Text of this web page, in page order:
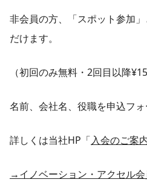
非会員の方、「スポット参加
だけます。
（初回のみ無料・2回目以降
名前、会社名、役職を申込フォ
詳しくは当社HP「入会のご案
→イノベーション・アクセル